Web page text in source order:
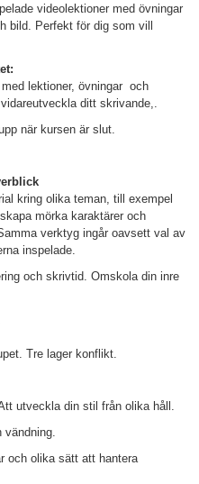
videolektioner med övningar
bild. Perfekt för dig som vill
lektioner, övningar och
ditt skrivande,.
när kursen är slut.
kring olika teman, till exempel
mörka karaktärer och
verktyg ingår oavsett val av
inspelade.
och skrivtid. Omskola din inre
Tre lager konflikt.
utveckla din stil från olika håll.
vändning.
och olika sätt att hantera